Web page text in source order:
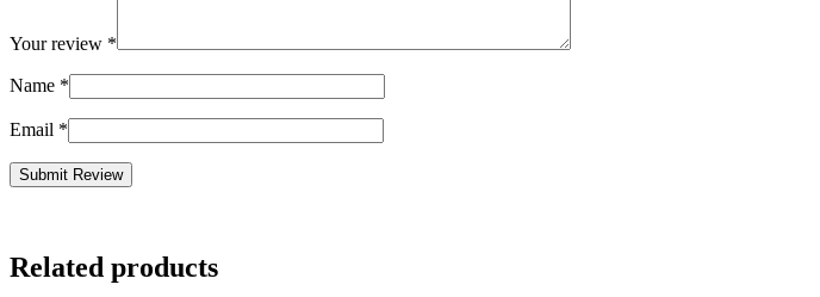
Your review *
Name *
Email *
Related products